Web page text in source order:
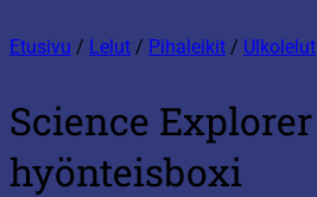
Etusivu / Lelut / Pihaleikit / Ulkolelut
Science Explorer
hyönteisboxi